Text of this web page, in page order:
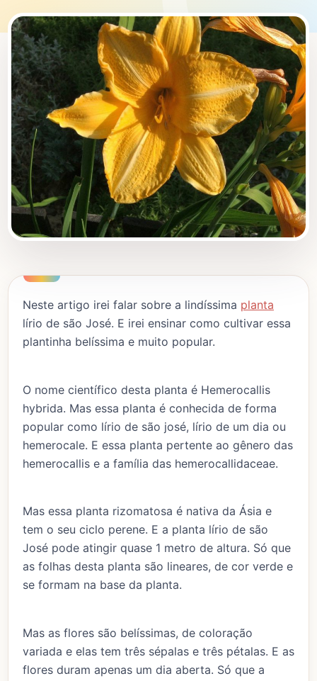
Neste artigo irei falar sobre a lindíssima planta
lírio de são José. E irei ensinar como cultivar essa
plantinha belíssima e muito popular.
O nome científico desta planta é Hemerocallis
hybrida. Mas essa planta é conhecida de forma
popular como lírio de são josé, lírio de um dia ou
hemerocale. E essa planta pertente ao gênero das
hemerocallis e a família das hemerocallidaceae.
Mas essa planta rizomatosa é nativa da Ásia e
tem o seu ciclo perene. E a planta lírio de são
José pode atingir quase 1 metro de altura. Só que
as folhas desta planta são lineares, de cor verde e
se formam na base da planta.
Mas as flores são belíssimas, de coloração
variada e elas tem três sépalas e três pétalas. E as
flores duram apenas um dia aberta. Só que a